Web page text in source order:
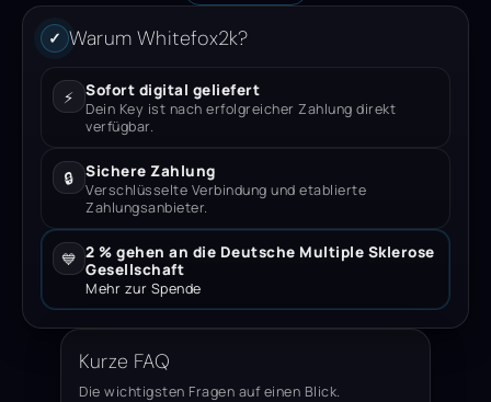
✓ Warum Whitefox2k?
⚡ Sofort digital geliefert
Dein Key ist nach erfolgreicher Zahlung direkt
verfügbar.
🔒 Sichere Zahlung
Verschlüsselte Verbindung und etablierte
Zahlungsanbieter.
💙 2 % gehen an die Deutsche Multiple Sklerose
Gesellschaft
Mehr zur Spende
Kurze FAQ
Die wichtigsten Fragen auf einen Blick.